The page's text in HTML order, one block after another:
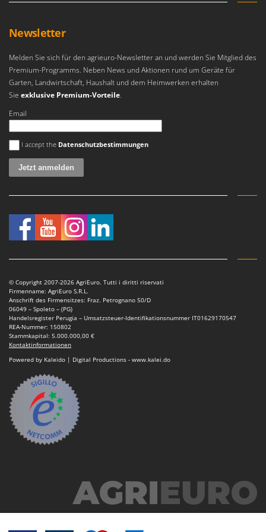
Newsletter
Melden Sie sich für den agrieuro-Newsletter an und werden Sie Mitglied des
Premium-Programms. Neben News und Aktionen rund um Geräte für
Garten, Landwirtschaft, Haushalt und dem Heimwerken erhalten
Sie exklusive Premium-Vorteile.
Email
Es ist ein Fehler aufgetreten
I accept the Datenschutzbestimmungen
© Copyright 2007-2026 AgriEuro. Tutti i diritti riservati
Firmenname: AgriEuro S.R.L.
Anschrift des Firmensitzes: Fraz. Petrognano 50/D
06049 – Spoleto – (PG)
Handelsregister Perugia – Umsatzsteuer-Identifikationsnummer IT01629170547
REA-Nummer: 150802
Stammkapital: 5.000.000,00 €
Kontaktinformationen
Powered by Kaleido | Digital Productions - www.kalei.do